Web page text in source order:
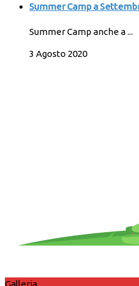
Summer Camp a
Summer Camp anche a ...
3 Agosto 2020
Galleria